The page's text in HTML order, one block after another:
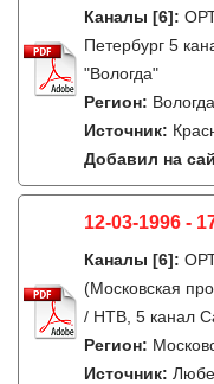
Каналы [6]:
Петербург 5
"Вологда"
Регион: Вологда
Источник:
Добавил на
12-03-1996 -
Каналы [6]:
(Московская
/ НТВ, 5 канал
Регион:
Источник: